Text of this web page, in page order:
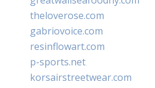
theloverose.com
gabriovoice.com
resinflowart.com
p-sports.net
korsairstreetwear.com